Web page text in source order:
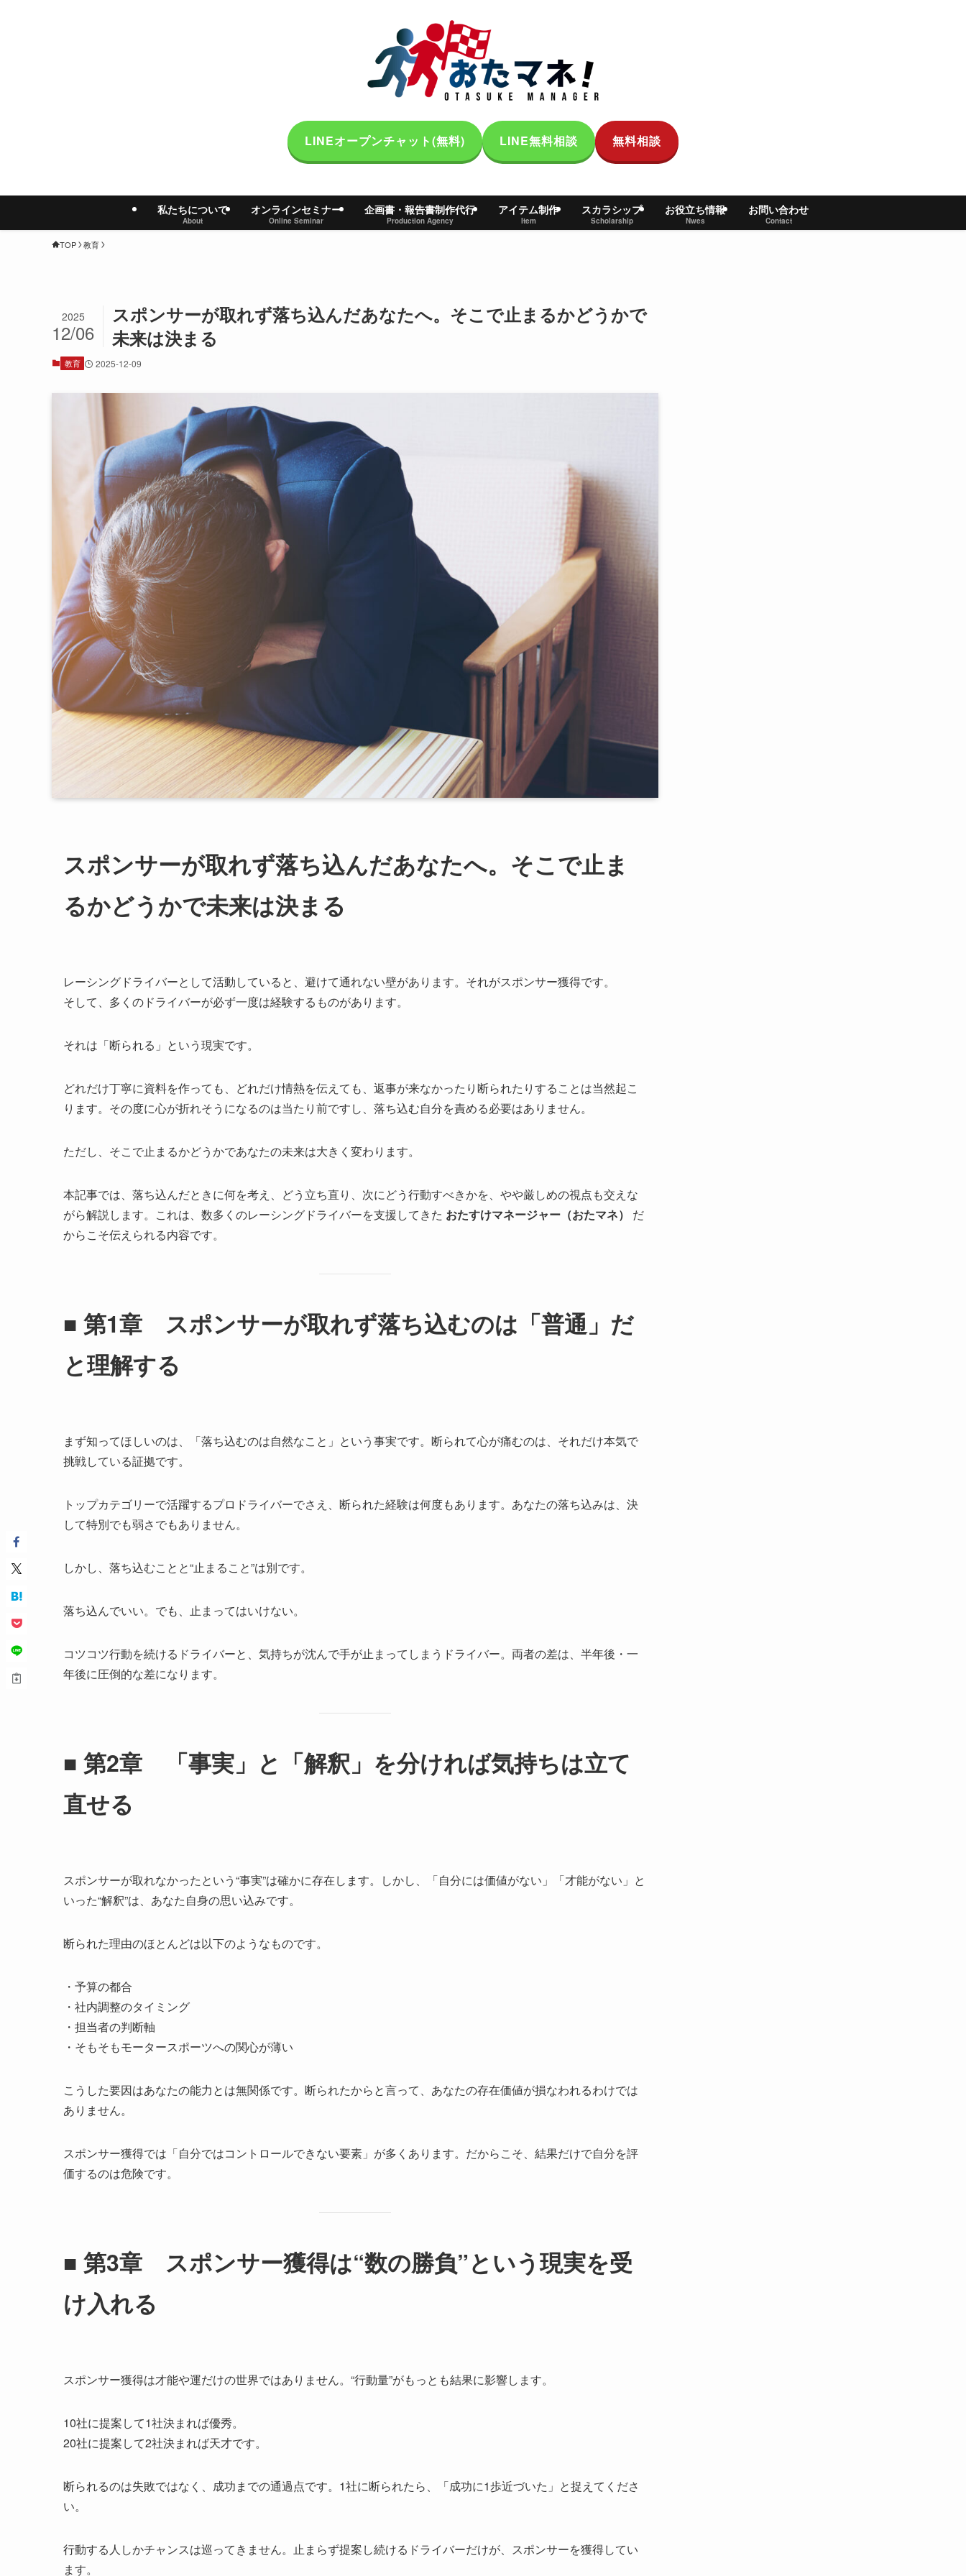
私たちについて
About
オンラインセミナー
Online Seminar
企画書・報告書制作代行
Production Agency
アイテム制作
Item
スカラシップ
Scholarship
お役立ち情報
Nwes
お問い合わせ
Contact
LINEオープンチャット(無料) LINE無料相談 無料相談
TOP 教育
スポンサーが取れず落ち込んだあなたへ。そこで止まるかどうかで
未来は決まる
2025
12/06
教育 2025-12-09
スポンサーが取れず落ち込んだあなたへ。そこで止ま
るかどうかで未来は決まる
レーシングドライバーとして活動していると、避けて通れない壁があります。それがスポンサー獲得です。
そして、多くのドライバーが必ず一度は経験するものがあります。
それは「断られる」という現実です。
どれだけ丁寧に資料を作っても、どれだけ情熱を伝えても、返事が来なかったり断られたりすることは当然起こ
ります。その度に心が折れそうになるのは当たり前ですし、落ち込む自分を責める必要はありません。
ただし、そこで止まるかどうかであなたの未来は大きく変わります。
本記事では、落ち込んだときに何を考え、どう立ち直り、次にどう行動すべきかを、やや厳しめの視点も交えな
がら解説します。これは、数多くのレーシングドライバーを支援してきた おたすけマネージャー（おたマネ）
だ
からこそ伝えられる内容です。
■ 第1章 スポンサーが取れず落ち込むのは「普通」だ
と理解する
まず知ってほしいのは、「落ち込むのは自然なこと」という事実です。断られて心が痛むのは、それだけ本気で
挑戦している証拠です。
トップカテゴリーで活躍するプロドライバーでさえ、断られた経験は何度もあります。あなたの落ち込みは、決
して特別でも弱さでもありません。
しかし、落ち込むことと“止まること”は別です。
落ち込んでいい。でも、止まってはいけない。
コツコツ行動を続けるドライバーと、気持ちが沈んで手が止まってしまうドライバー。両者の差は、半年後・一
年後に圧倒的な差になります。
■ 第2章 「事実」と「解釈」を分ければ気持ちは立て
直せる
スポンサーが取れなかったという“事実”は確かに存在します。しかし、「自分には価値がない」「才能がない」と
いった“解釈”は、あなた自身の思い込みです。
断られた理由のほとんどは以下のようなものです。
・予算の都合
・社内調整のタイミング
・担当者の判断軸
・そもそもモータースポーツへの関心が薄い
こうした要因はあなたの能力とは無関係です。断られたからと言って、あなたの存在価値が損なわれるわけでは
ありません。
スポンサー獲得では「自分ではコントロールできない要素」が多くあります。だからこそ、結果だけで自分を評
価するのは危険です。
■ 第3章 スポンサー獲得は“数の勝負”という現実を受
け入れる
スポンサー獲得は才能や運だけの世界ではありません。“行動量”がもっとも結果に影響します。
10社に提案して1社決まれば優秀。
20社に提案して2社決まれば天才です。
断られるのは失敗ではなく、成功までの通過点です。1社に断られたら、「成功に1歩近づいた」と捉えてくださ
い。
行動する人しかチャンスは巡ってきません。止まらず提案し続けるドライバーだけが、スポンサーを獲得してい
ます。